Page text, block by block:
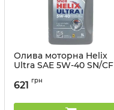
Олива моторна Helix
Ultra SAE 5W-40 SN/CF
Артикул:
621 грн